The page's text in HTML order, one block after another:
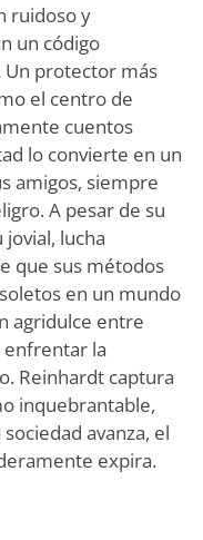
ruidoso y
un código
Un protector más
el centro de
cuentos
lo convierte en un
amigos, siempre
A pesar de su
lucha
que sus métodos
en un mundo
agridulce entre
enfrentar la
Reinhardt captura
inquebrantable,
avanza, el
expira.